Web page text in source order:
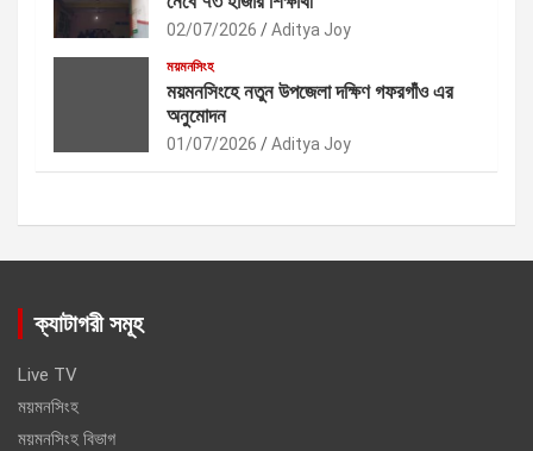
02/07/2026 Aditya Joy
ময়মনসিংহ
ময়মনসিংহে নতুন উপজেলা দক্ষিণ গফরগাঁও এর
অনুমোদন
01/07/2026 Aditya Joy
ক্যাটাগরী সমূহ
Live TV
ময়মনসিংহ
ময়মনসিংহ বিভাগ